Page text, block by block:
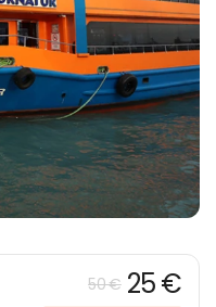
50 € 25 €